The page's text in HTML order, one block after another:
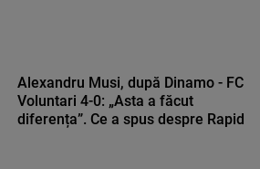
Alexandru Musi, după Dinamo - FC
Voluntari 4-0: „Asta a făcut
diferența”. Ce a spus despre Rapid